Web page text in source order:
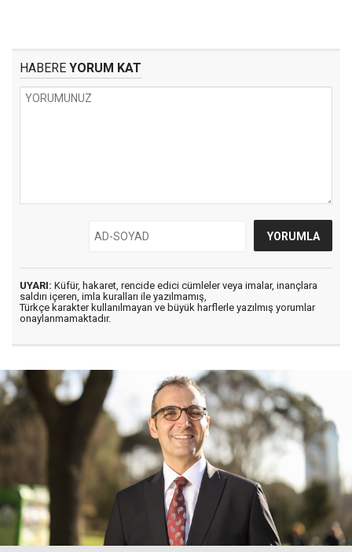
HABERE YORUM KAT
UYARI: Küfür, hakaret, rencide edici cümleler veya imalar, inançlara
saldırı içeren, imla kuralları ile yazılmamış,
Türkçe karakter kullanılmayan ve büyük harflerle yazılmış yorumlar
onaylanmamaktadır.